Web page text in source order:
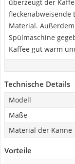
überzeugt der
fleckenabweisende
Material.
Spülmaschine
Kaffee gut warm
Technische Details
Modell
Maße
Material der Kanne
Vorteile